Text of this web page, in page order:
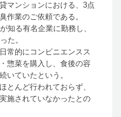
マンションにおける、3点
作業のご依頼である。
知る有名企業に勤務し、
た。
常的にコンビニエンスス
惣菜を購入し、食後の容
いていたという。
とんど行われておらず、
施されていなかったとの